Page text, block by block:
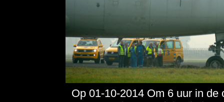
Op 01-10-2014 Om 6 uur in